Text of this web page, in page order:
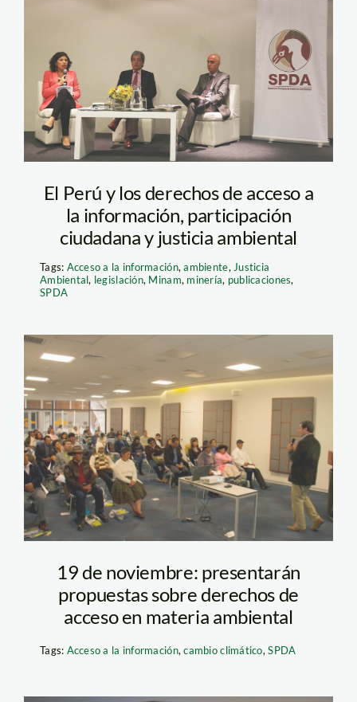
Derechos-de-
acceso_SPDA1
El Perú y los derechos de acceso a
la información, participación
ciudadana y justicia ambiental
Tags: Acceso a la información,ambiente, Justicia
Ambiental, legislación, Minam, minería, publicaciones,
SPDA
Participacion_SPDA
19 de noviembre: presentarán
propuestas sobre derechos de
acceso en materia ambiental
Tags: Acceso a la información,cambio climático,SPDA